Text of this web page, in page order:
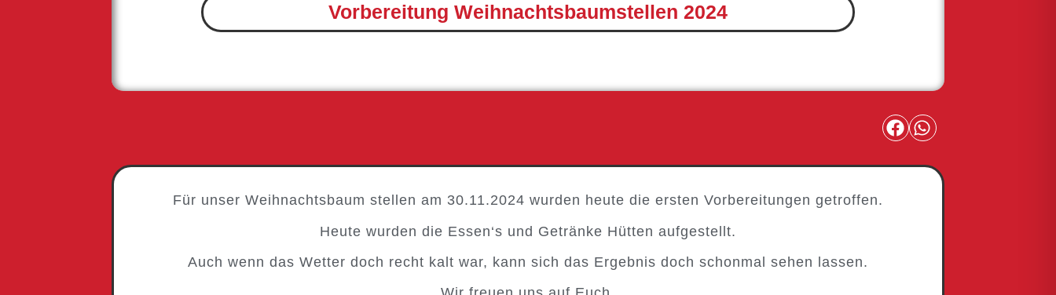
Vorbereitung Weihnachtsbaumstellen 2024
Für unser Weihnachtsbaum stellen am 30.11.2024 wurden heute die ersten Vorbereitungen getroffen.
Heute wurden die Essen‘s und Getränke Hütten aufgestellt.
Auch wenn das Wetter doch recht kalt war, kann sich das Ergebnis doch schonmal sehen lassen.